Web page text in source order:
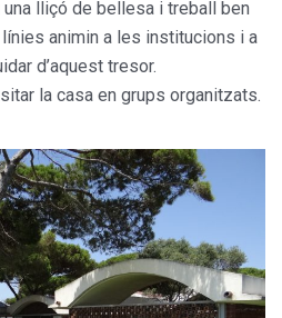
lliçó de bellesa i treball ben
animin a les institucions i a
d’aquest tresor.
la casa en grups organitzats.